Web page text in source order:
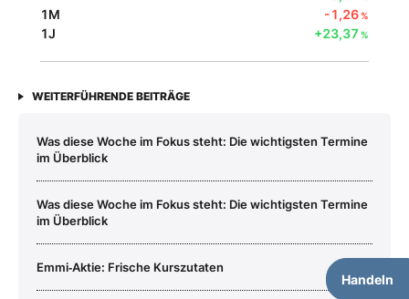
Handeln
1M -1,26%
1J +23,37 %
WEITERFÜHRENDE BEITRÄGE
Was diese Woche im Fokus steht: Die wichtigsten Termine
im Überblick
Was diese Woche im Fokus steht: Die wichtigsten Termine
im Überblick
Emmi‑Aktie: Frische Kurszutaten